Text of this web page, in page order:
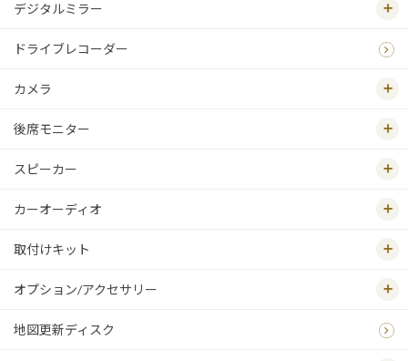
デジタルミラー
ドライブレコーダー
カメラ
後席モニター
スピーカー
カーオーディオ
取付けキット
オプション/アクセサリー
地図更新ディスク